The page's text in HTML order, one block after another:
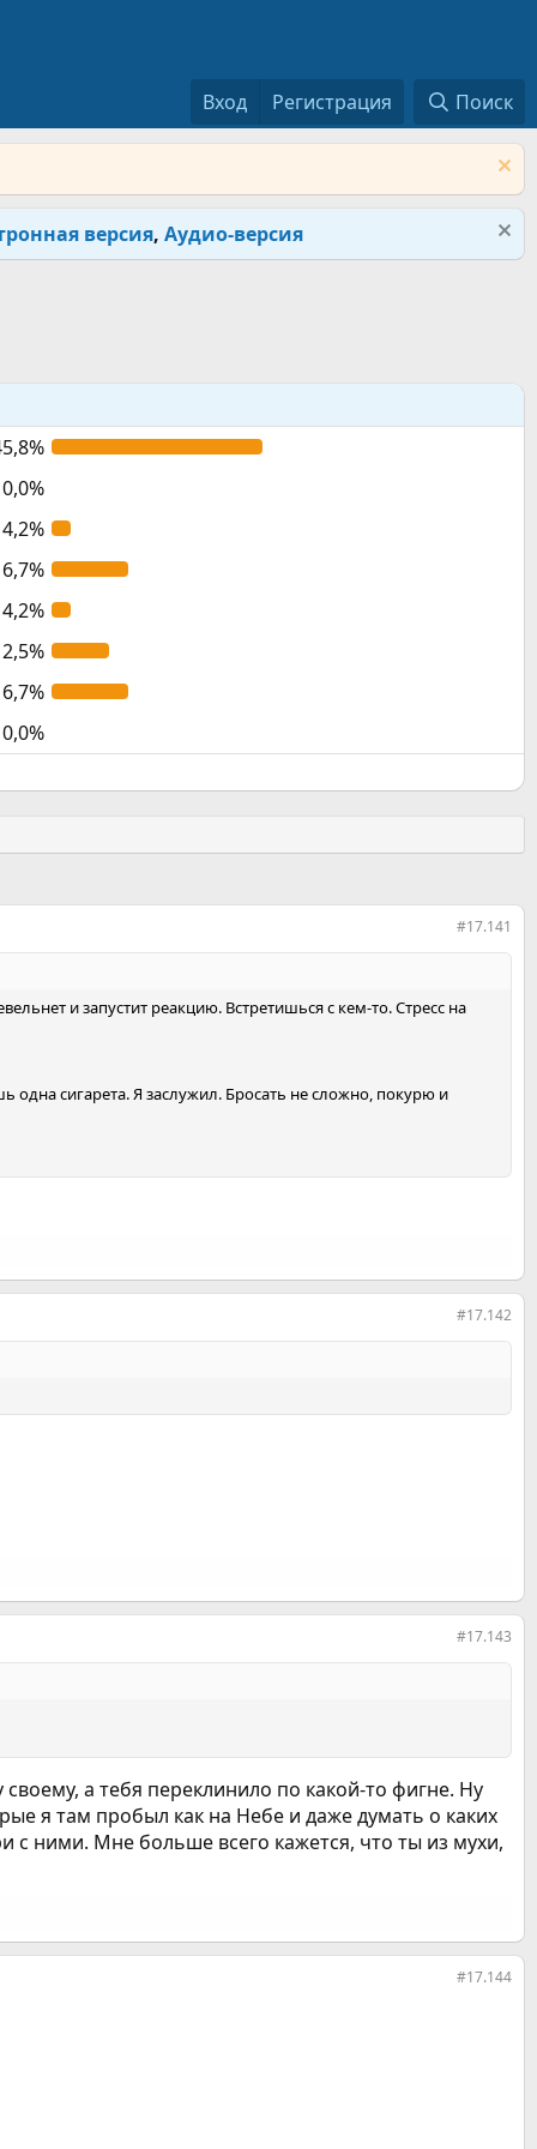
Вход Регистрация Поиск
версия, Аудио-версия
0,0%
4,2%
4,2%
0,0%
#17.141
и запустит реакцию. Встретишься с кем-то. Стресс на
сигарета. Я заслужил. Бросать не сложно, покурю и
#17.142
#17.143
а тебя переклинило по какой-то фигне. Ну
я там пробыл как на Небе и даже думать о каких
с ними. Мне больше всего кажется, что ты из мухи,
#17.144